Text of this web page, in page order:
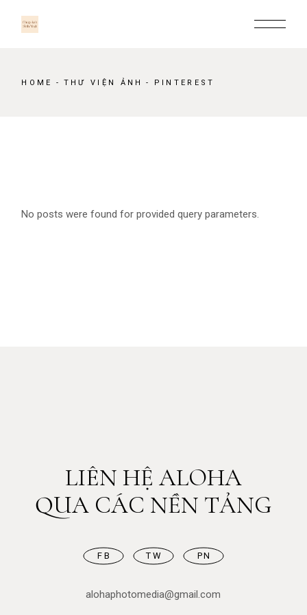
HOME THƯ VIỆN ẢNH PINTEREST
No posts were found for provided query parameters.
LIÊN HỆ ALOHA
QUA CÁC NỀN TẢNG
FB TW PN
alohaphotomedia@gmail.com